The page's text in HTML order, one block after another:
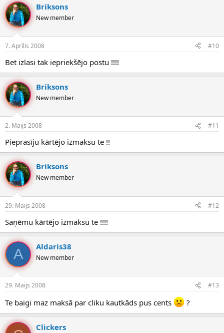
Briksons
New member
7. Aprīlis 2008 #10
Bet izlasi tak iepriekšējo postu !!!!
Briksons
New member
2. Maijs 2008 #11
Pieprasīju kārtējo izmaksu te !!
Briksons
New member
29. Maijs 2008 #12
Saņēmu kārtējo izmaksu te !!!!
A Aldaris38
New member
29. Maijs 2008 #13
Te baigi maz maksā par cliku kautkāds pus cents ?
Clickers